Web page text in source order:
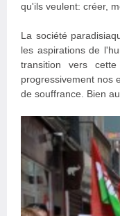
qu'ils veulent: créer,
La société
les aspirations de
transition vers
progressivement nos
de souffrance. Bien